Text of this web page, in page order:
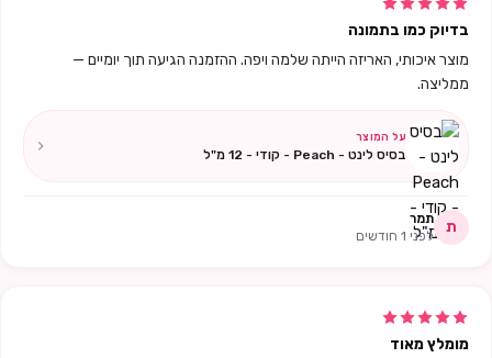
בדיוק כמו בתמונה
מוצר איכותי, האריזה הייתה שלמה ויפה. ההזמנה הגיעה תוך יומיים —
ממליצה.
על המוצר
בסיס לינט - Peach - קודי - 12 מ"ל
ת
תמר
לפני 1 חודשים
מומלץ מאוד